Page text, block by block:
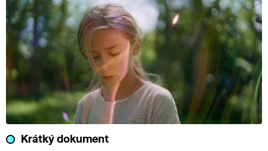
Krátký dokument